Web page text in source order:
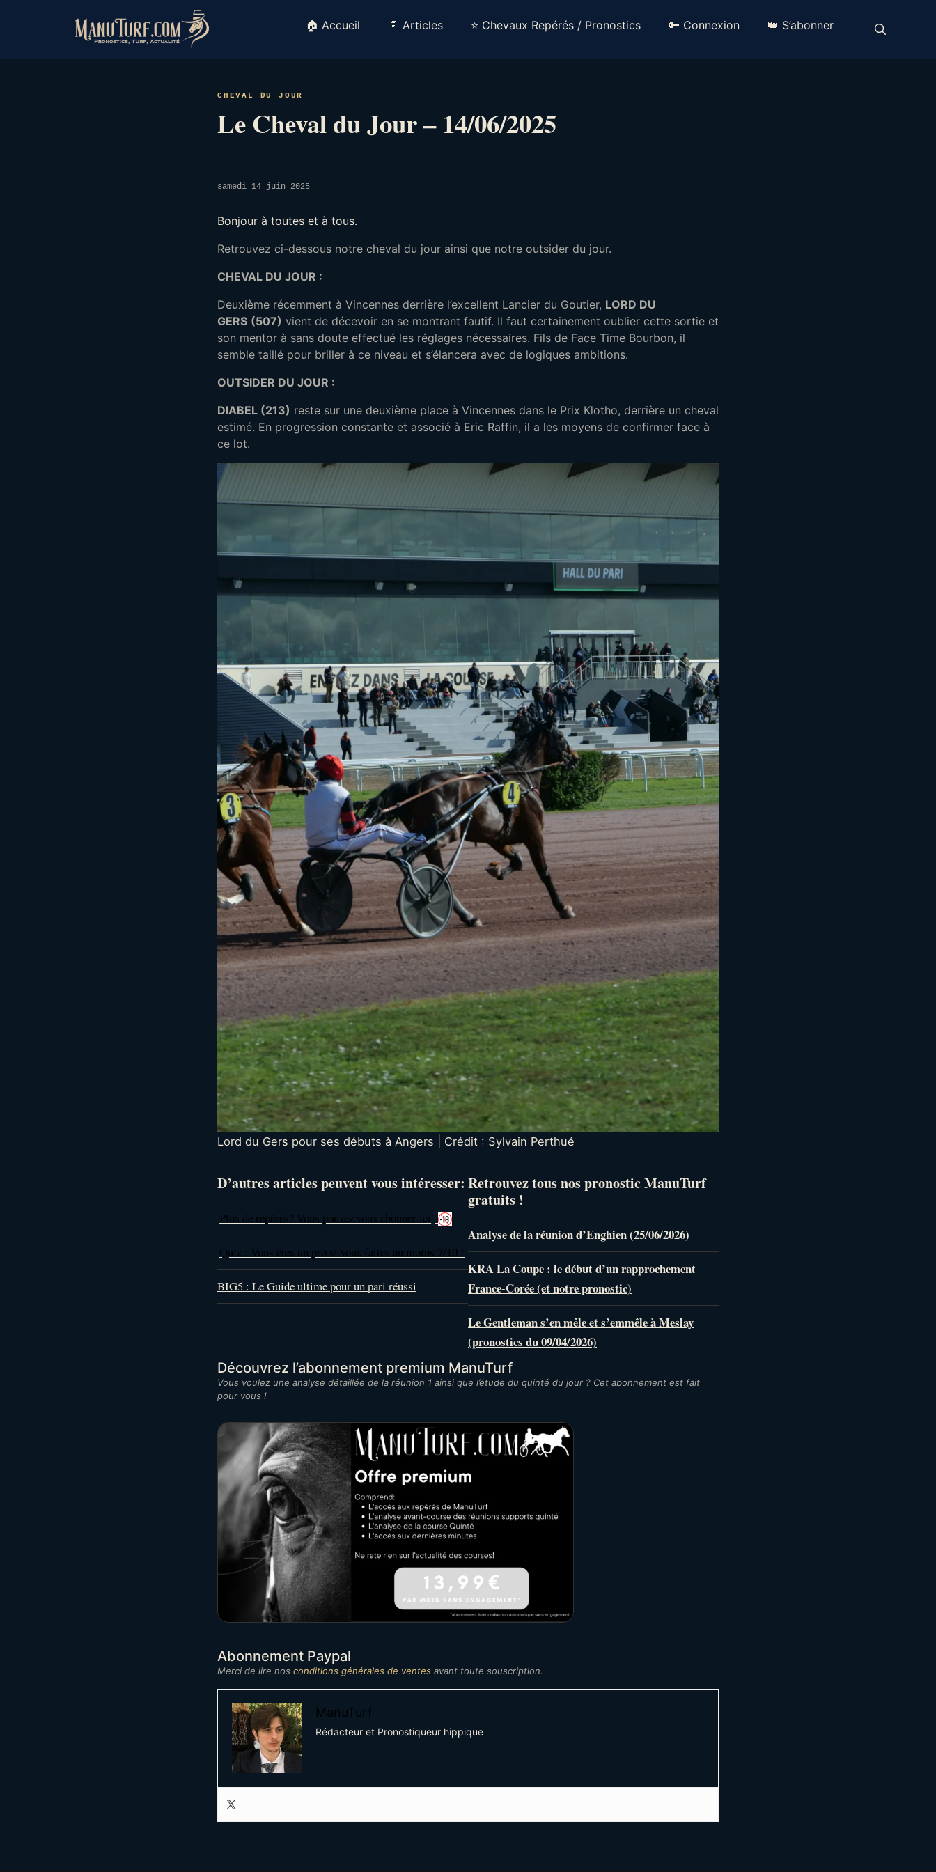
🏠 Accueil 📄 Articles ⭐ Chevaux Repérés / Pronostics 🔑 Connexion 👑 S’abonner
CHEVAL DU JOUR
Le Cheval du Jour – 14/06/2025
samedi 14 juin 2025
Bonjour à toutes et à tous.
Retrouvez ci-dessous notre cheval du jour ainsi que notre outsider du jour.
CHEVAL DU JOUR :
Deuxième récemment à Vincennes derrière l’excellent Lancier du Goutier, LORD DU
GERS (507) vient de décevoir en se montrant fautif. Il faut certainement oublier cette sortie et
son mentor à sans doute effectué les réglages nécessaires. Fils de Face Time Bourbon, il
semble taillé pour briller à ce niveau et s’élancera avec de logiques ambitions.
OUTSIDER DU JOUR :
DIABEL (213) reste sur une deuxième place à Vincennes dans le Prix Klotho, derrière un cheval
estimé. En progression constante et associé à Eric Raffin, il a les moyens de confirmer face à
ce lot.
Lord du Gers pour ses débuts à Angers | Crédit : Sylvain Perthué
D’autres articles peuvent vous intéresser:
Plus de repérés? Vous pouvez vous abonner ici
Quiz : Vous êtes un pro si vous faites au moins 7/10 !
BIG5 : Le Guide ultime pour un pari réussi
Retrouvez tous nos pronostic ManuTurf
gratuits !
Analyse de la réunion d’Enghien (25/06/2026)
KRA La Coupe : le début d’un rapprochement
France-Corée (et notre pronostic)
Le Gentleman s’en mêle et s’emmêle à Meslay
(pronostics du 09/04/2026)
Découvrez l’abonnement premium ManuTurf
Vous voulez une analyse détaillée de la réunion 1 ainsi que l’étude du quinté du jour ? Cet abonnement est fait
pour vous !
Abonnement Paypal
Merci de lire nos conditions générales de ventes avant toute souscription.
ManuTurf
Rédacteur et Pronostiqueur hippique